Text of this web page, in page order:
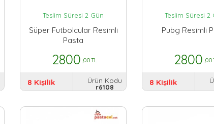
Teslim Süresi 2 Gün
Süper Futbolcular Resimli
Pasta
2800 ,00 TL
8 Kişilik
Ürün Kodu
r6108
Teslim Süresi 2
Pubg Resimli
2800 ,00
8 Kişilik